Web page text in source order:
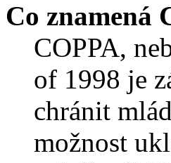
Co znamená
COPPA,
of 1998 je
chránit
možnost